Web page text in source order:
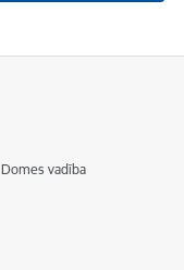
Domes vadība